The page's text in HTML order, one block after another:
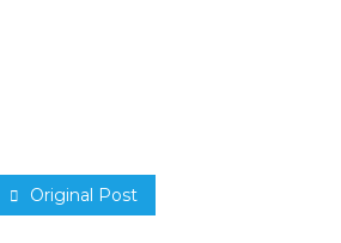
Gmail
Original Post